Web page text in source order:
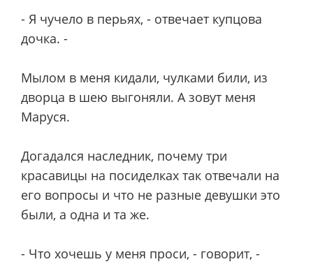
- Я чучело в перьях, - отвечает купцова
дочка. -
Мылом в меня кидали, чулками били, из
дворца в шею выгоняли. А зовут меня
Маруся.
Догадался наследник, почему три
красавицы на посиделках так отвечали на
его вопросы и что не разные девушки это
были, а одна и та же.
- Что хочешь у меня проси, - говорит, -